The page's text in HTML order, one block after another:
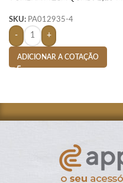
SKU: PA012935-4
- +
ADICIONAR A COTAÇÃO